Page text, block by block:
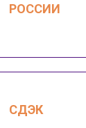
РОССИИ
СДЭК